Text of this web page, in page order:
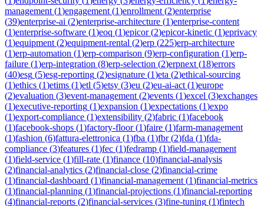
management (1)engagement (1)enrollment (2)enterprise
(39)enterprise-ai (2)enterprise-architecture (1)enterprise-content
(1)enterprise-software (1)eoq (1)epicor(2)epicor-kinetic (1)eprivacy
(1)equipment (2)equipment-rental (2)erp (225)erp-architecture
(1)erp-automation (1)erp-comparison (9)erp-configuration (1)erp-
failure (1)erp-integration (8)erp-selection (2)erpnext (18)errors
(40)esg (5)esg-reporting (2)esignature (1)eta (2)ethical-sourcing
(1)ethics (1)etims (1)etl (5)etsy (3)eu (2)eu-ai-act (1)europe
(2)evaluation (3)event-management (2)events (1)excel (3)exchanges
(1)executive-reporting (1)expansion (1)expectations (1)expo
(1)export-compliance (1)extensibility (2)fabric (1)facebook
(1)facebook-shops (1)factory-floor(1)faire (1)farm-management
(1)fashion (6)fattura-elettronica (1)fba (1)fbr(2)fda (1)fda-
compliance (3)features (1)fec (1)fedramp (1)field-management
(1)field-service (1)fill-rate (1)finance (10)financial-analysis
(2)financial-analytics (2)financial-close (2)financial-crime
(1)financial-dashboard (1)financial-management (1)financial-metrics
(1)financial-planning (1)financial-projections (1)financial-reporting
(4)financial-reports (2)financial-services (3)fine-tuning (1)fintech